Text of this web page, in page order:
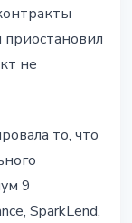
приостановил
не
то, что
9
SparkLend,